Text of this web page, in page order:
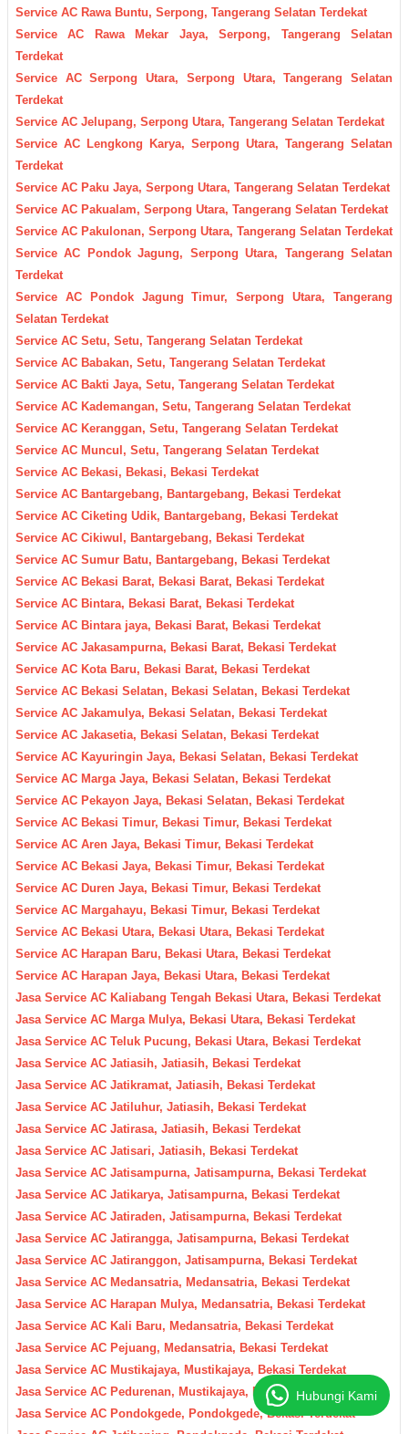
Service AC Rawa Buntu, Serpong, Tangerang Selatan Terdekat
Service AC Rawa Mekar Jaya, Serpong, Tangerang Selatan
Terdekat
Service AC Serpong Utara, Serpong Utara, Tangerang Selatan
Terdekat
Service AC Jelupang, Serpong Utara, Tangerang Selatan Terdekat
Service AC Lengkong Karya, Serpong Utara, Tangerang Selatan
Terdekat
Service AC Paku Jaya, Serpong Utara, Tangerang Selatan Terdekat
Service AC Pakualam, Serpong Utara, Tangerang Selatan Terdekat
Service AC Pakulonan, Serpong Utara, Tangerang Selatan Terdekat
Service AC Pondok Jagung, Serpong Utara, Tangerang Selatan
Terdekat
Service AC Pondok Jagung Timur, Serpong Utara, Tangerang
Selatan Terdekat
Service AC Setu, Setu, Tangerang Selatan Terdekat
Service AC Babakan, Setu, Tangerang Selatan Terdekat
Service AC Bakti Jaya, Setu, Tangerang Selatan Terdekat
Service AC Kademangan, Setu, Tangerang Selatan Terdekat
Service AC Keranggan, Setu, Tangerang Selatan Terdekat
Service AC Muncul, Setu, Tangerang Selatan Terdekat
Service AC Bekasi, Bekasi, Bekasi Terdekat
Service AC Bantargebang, Bantargebang, Bekasi Terdekat
Service AC Ciketing Udik, Bantargebang, Bekasi Terdekat
Service AC Cikiwul, Bantargebang, Bekasi Terdekat
Service AC Sumur Batu, Bantargebang, Bekasi Terdekat
Service AC Bekasi Barat, Bekasi Barat, Bekasi Terdekat
Service AC Bintara, Bekasi Barat, Bekasi Terdekat
Service AC Bintara jaya, Bekasi Barat, Bekasi Terdekat
Service AC Jakasampurna, Bekasi Barat, Bekasi Terdekat
Service AC Kota Baru, Bekasi Barat, Bekasi Terdekat
Service AC Bekasi Selatan, Bekasi Selatan, Bekasi Terdekat
Service AC Jakamulya, Bekasi Selatan, Bekasi Terdekat
Service AC Jakasetia, Bekasi Selatan, Bekasi Terdekat
Service AC Kayuringin Jaya, Bekasi Selatan, Bekasi Terdekat
Service AC Marga Jaya, Bekasi Selatan, Bekasi Terdekat
Service AC Pekayon Jaya, Bekasi Selatan, Bekasi Terdekat
Service AC Bekasi Timur, Bekasi Timur, Bekasi Terdekat
Service AC Aren Jaya, Bekasi Timur, Bekasi Terdekat
Service AC Bekasi Jaya, Bekasi Timur, Bekasi Terdekat
Service AC Duren Jaya, Bekasi Timur, Bekasi Terdekat
Service AC Margahayu, Bekasi Timur, Bekasi Terdekat
Service AC Bekasi Utara, Bekasi Utara, Bekasi Terdekat
Service AC Harapan Baru, Bekasi Utara, Bekasi Terdekat
Service AC Harapan Jaya, Bekasi Utara, Bekasi Terdekat
Jasa Service AC Kaliabang Tengah Bekasi Utara, Bekasi Terdekat
Jasa Service AC Marga Mulya, Bekasi Utara, Bekasi Terdekat
Jasa Service AC Teluk Pucung, Bekasi Utara, Bekasi Terdekat
Jasa Service AC Jatiasih, Jatiasih, Bekasi Terdekat
Jasa Service AC Jatikramat, Jatiasih, Bekasi Terdekat
Jasa Service AC Jatiluhur, Jatiasih, Bekasi Terdekat
Jasa Service AC Jatirasa, Jatiasih, Bekasi Terdekat
Jasa Service AC Jatisari, Jatiasih, Bekasi Terdekat
Jasa Service AC Jatisampurna, Jatisampurna, Bekasi Terdekat
Jasa Service AC Jatikarya, Jatisampurna, Bekasi Terdekat
Jasa Service AC Jatiraden, Jatisampurna, Bekasi Terdekat
Jasa Service AC Jatirangga, Jatisampurna, Bekasi Terdekat
Jasa Service AC Jatiranggon, Jatisampurna, Bekasi Terdekat
Jasa Service AC Medansatria, Medansatria, Bekasi Terdekat
Jasa Service AC Harapan Mulya, Medansatria, Bekasi Terdekat
Jasa Service AC Kali Baru, Medansatria, Bekasi Terdekat
Jasa Service AC Pejuang, Medansatria, Bekasi Terdekat
Jasa Service AC Mustikajaya, Mustikajaya, Bekasi Terdekat
Jasa Service AC Pedurenan, Mustikajaya, Bekasi Terdekat
Jasa Service AC Pondokgede, Pondokgede, Bekasi Terdekat
Hubungi Kami